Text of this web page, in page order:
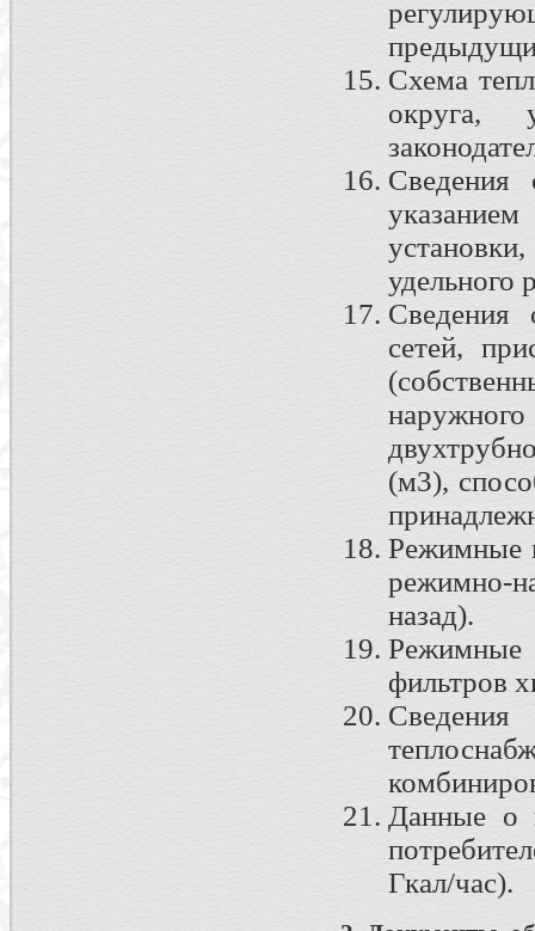
Схема
округа,
Сведения
удельного
Сведения
сетей,
(м3),
Режимные
режимно-
назад).
Режимные
фильтров
Данные о
Гкал/час).